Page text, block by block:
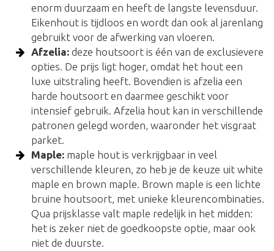
enorm duurzaam en heeft de langste levensduur.
Eikenhout is tijdloos en wordt dan ook al jarenlang
gebruikt voor de afwerking van vloeren.
Afzelia: deze houtsoort is één van de exclusievere
opties. De prijs ligt hoger, omdat het hout een
luxe uitstraling heeft. Bovendien is afzelia een
harde houtsoort en daarmee geschikt voor
intensief gebruik. Afzelia hout kan in verschillende
patronen gelegd worden, waaronder het visgraat
parket.
Maple: maple hout is verkrijgbaar in veel
verschillende kleuren, zo heb je de keuze uit white
maple en brown maple. Brown maple is een lichte
bruine houtsoort, met unieke kleurencombinaties.
Qua prijsklasse valt maple redelijk in het midden:
het is zeker niet de goedkoopste optie, maar ook
niet de duurste.